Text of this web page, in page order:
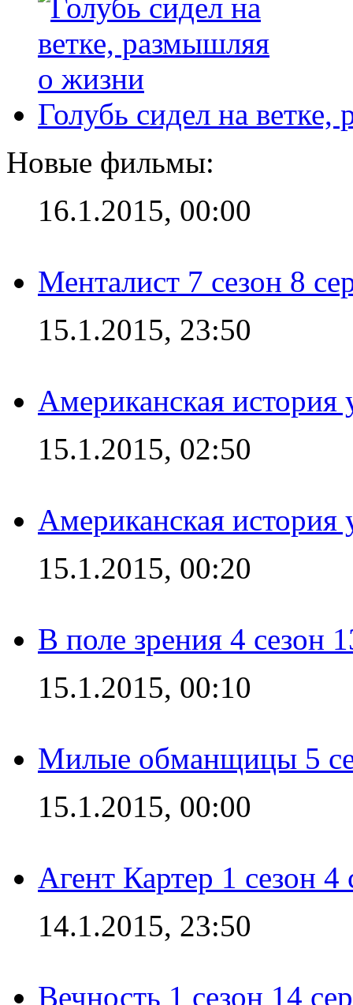
Голубь сидел на
Новые фильмы:
16.1.2015, 00:00
Менталист 7 сезон 8
15.1.2015, 23:50
Американская история
15.1.2015, 02:50
Американская история
15.1.2015, 00:20
В поле зрения 4 сезон
15.1.2015, 00:10
Милые обманщицы 5
15.1.2015, 00:00
Агент Картер 1 сезон 4
14.1.2015, 23:50
Вечность 1 сезон 14